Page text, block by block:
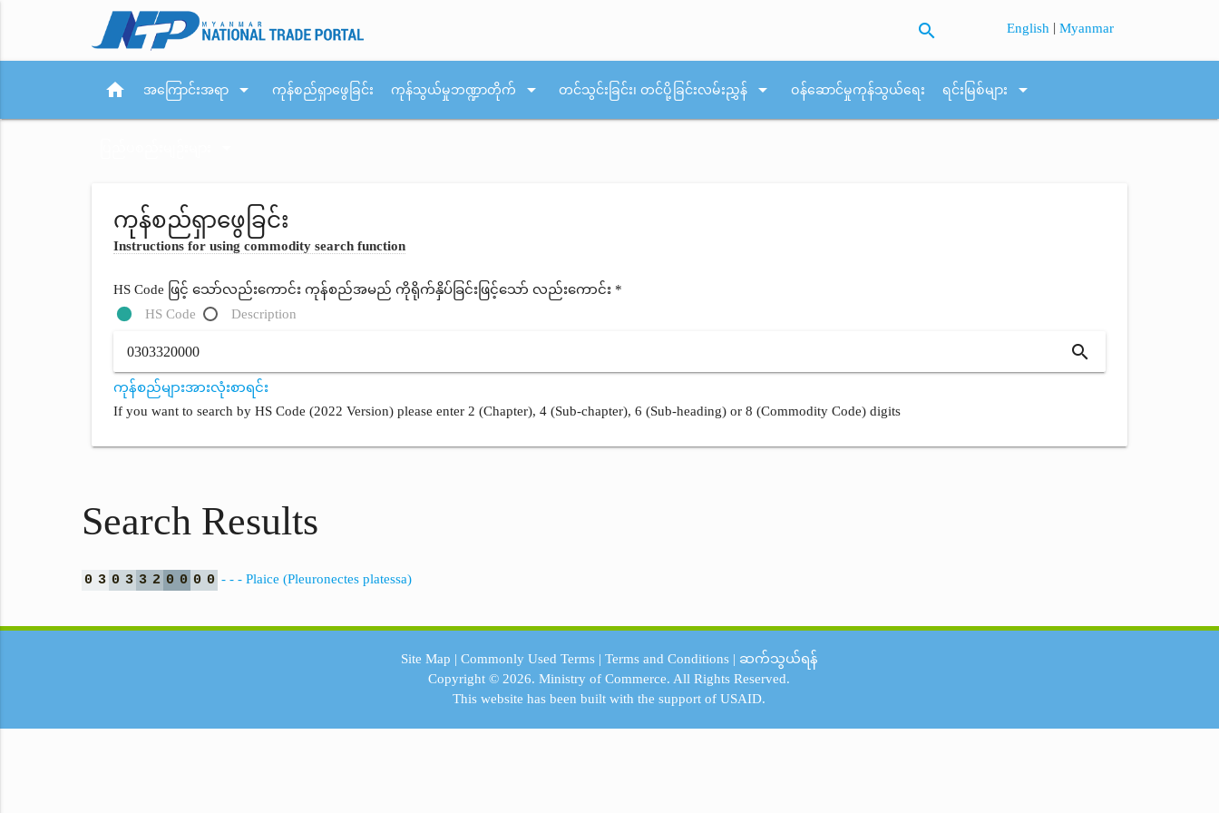
search English |Myanmar
home အကြောင်းအရာ arrow_drop_down ကုန်စည်ရှာဖွေခြင်း ကုန်သွယ်မှုဘဏ္ဍာတိုက် arrow_drop_down တင်သွင်းခြင်း၊ တင်ပို့ခြင်းလမ်းညွှန် arrow_drop_down ဝန်ဆောင်မှုကုန်သွယ်ရေး ရင်းမြစ်များ arrow_drop_down
ကုန်စည်ရှာဖွေခြင်း
Instructions for using commodity search function
HS Code ဖြင့် သော်လည်းကောင်း ကုန်စည်အမည် ကိုရိုက်နှိပ်ခြင်းဖြင့်သော် လည်းကောင်း *
HS Code
Description
search
ကုန်စည်များအားလုံးစာရင်း
If you want to search by HS Code (2022 Version) please enter 2 (Chapter), 4 (Sub-chapter), 6 (Sub-heading) or 8 (Commodity Code) digits
Search Results
0 3 0 3 3 2 0 0 0 0 - - - Plaice (Pleuronectes platessa)
Site Map | Commonly Used Terms| Terms and Conditions| ဆက်သွယ်ရန်
Copyright © 2026.Ministry of Commerce. All Rights Reserved.
This website has been built with the support ofUSAID.